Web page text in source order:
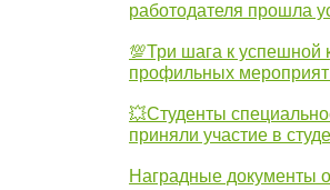
работодателя прошла
💯Три шага к успешной
профильных
💥Студенты
приняли участие в
Наградные документы